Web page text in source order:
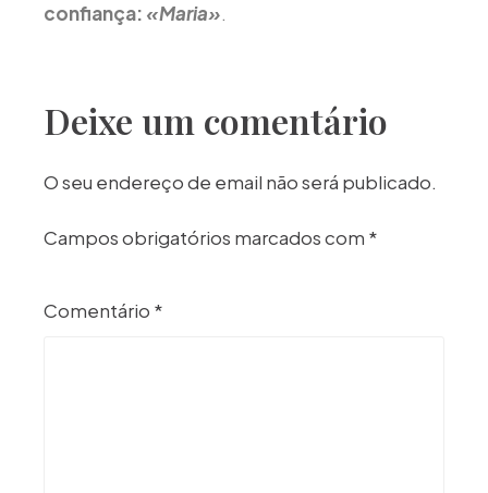
confiança: «Maria».
Deixe um comentário
O seu endereço de email não será publicado.
Campos obrigatórios marcados com *
Comentário *